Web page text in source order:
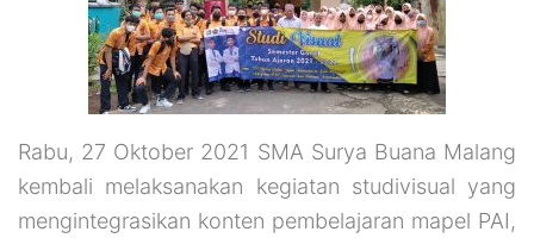
Rabu, 27 Oktober 2021 SMA Surya Buana Malang
kembali melaksanakan kegiatan studivisual yang
mengintegrasikan konten pembelajaran mapel PAI,